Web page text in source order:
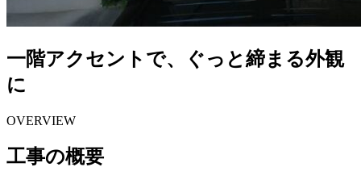
一階アクセントで、ぐっと締まる外観
に
OVERVIEW
工事の概要